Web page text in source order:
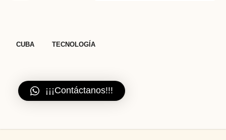
CUBA TECNOLOGÍA
¡¡¡Contáctanos!!!